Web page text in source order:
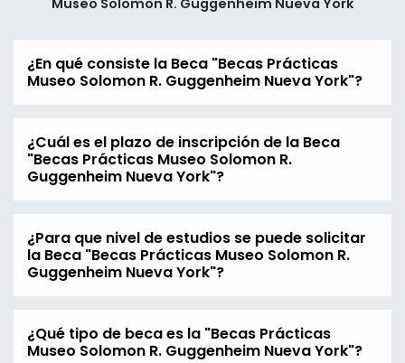
Museo Solomon R. Guggenheim Nueva York
¿En qué consiste la Beca "Becas Prácticas
Museo Solomon R. Guggenheim Nueva York"?
¿Cuál es el plazo de inscripción de la Beca
"Becas Prácticas Museo Solomon R.
Guggenheim Nueva York"?
¿Para que nivel de estudios se puede solicitar
la Beca "Becas Prácticas Museo Solomon R.
Guggenheim Nueva York"?
¿Qué tipo de beca es la "Becas Prácticas
Museo Solomon R. Guggenheim Nueva York"?